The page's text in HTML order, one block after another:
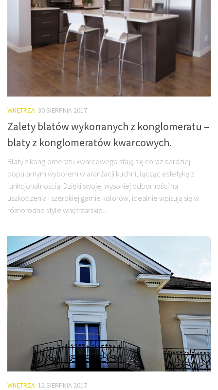
WNĘTRZA 30 SIERPNIA 2017
Zalety blatów wykonanych z konglomeratu –
blaty z konglomeratów kwarcowych.
Blaty z konglomeratu kwarcowego stają się coraz bardziej
popularnym wyborem w aranżacji kuchni, łącząc estetykę z
funkcjonalnością. Dzięki swojej wysokiej odporności na
uszkodzenia i szerokiej gamie kolorów, idealnie wpisują się w
różnorodne style wnętrzarskie....
WNĘTRZA 12 SIERPNIA 2017